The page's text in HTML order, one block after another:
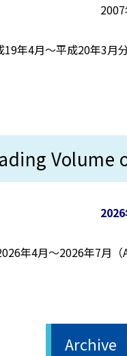
2007
19年4月～平成20年3月
2026
年4月～2026年7月
Archive